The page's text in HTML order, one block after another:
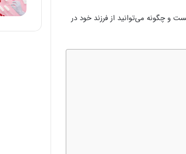
و چگونه می‌توانید از فرزند خود در